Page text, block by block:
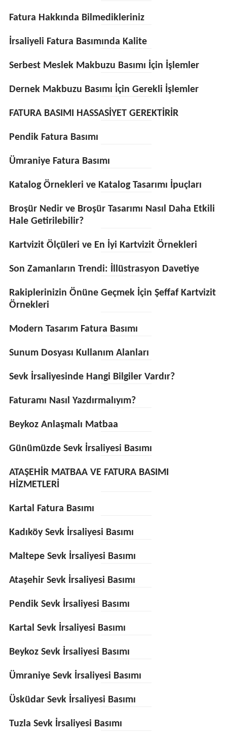
Fatura Hakkında Bilmedikleriniz
İrsaliyeli Fatura Basımında Kalite
Serbest Meslek Makbuzu Basımı İçin İşlemler
Dernek Makbuzu Basımı İçin Gerekli İşlemler
FATURA BASIMI HASSASİYET GEREKTİRİR
Pendik Fatura Basımı
Ümraniye Fatura Basımı
Katalog Örnekleri ve Katalog Tasarımı İpuçları
Broşür Nedir ve Broşür Tasarımı Nasıl Daha Etkili
Hale Getirilebilir?
Kartvizit Ölçüleri ve En İyi Kartvizit Örnekleri
Son Zamanların Trendi: İllüstrasyon Davetiye
Rakiplerinizin Önüne Geçmek İçin Şeffaf Kartvizit
Örnekleri
Modern Tasarım Fatura Basımı
Sunum Dosyası Kullanım Alanları
Sevk İrsaliyesinde Hangi Bilgiler Vardır?
Faturamı Nasıl Yazdırmalıyım?
Beykoz Anlaşmalı Matbaa
Günümüzde Sevk İrsaliyesi Basımı
ATAŞEHİR MATBAA VE FATURA BASIMI
HİZMETLERİ
Kartal Fatura Basımı
Kadıköy Sevk İrsaliyesi Basımı
Maltepe Sevk İrsaliyesi Basımı
Ataşehir Sevk İrsaliyesi Basımı
Pendik Sevk İrsaliyesi Basımı
Kartal Sevk İrsaliyesi Basımı
Beykoz Sevk İrsaliyesi Basımı
Ümraniye Sevk İrsaliyesi Basımı
Üsküdar Sevk İrsaliyesi Basımı
Tuzla Sevk İrsaliyesi Basımı